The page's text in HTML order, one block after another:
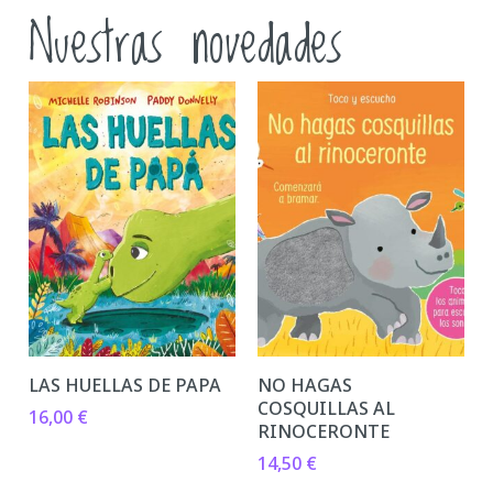
Nuestras novedades
LAS HUELLAS DE PAPA
16,00 €
NO HAGAS
COSQUILLAS AL
RINOCERONTE
14,50 €